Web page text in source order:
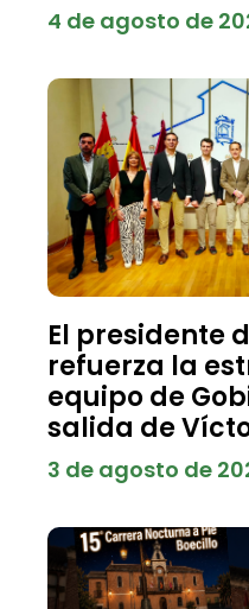
4 de agosto de
El presidente
refuerza la
equipo de
salida de
3 de agosto de